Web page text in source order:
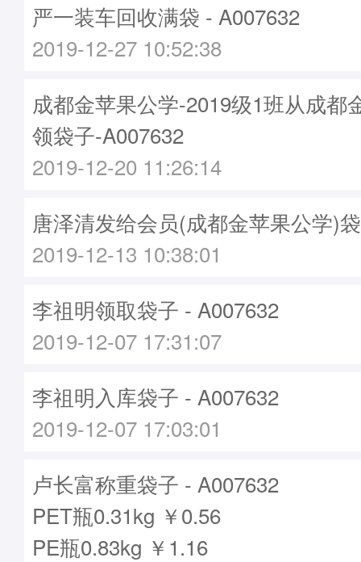
严一装车回收满袋 - A007632
2019-12-27 10:52:38
成都金苹果公学-2019级1班从成都
领袋子-A007632
2019-12-20 11:26:14
唐泽清发给会员(成都金苹果公学)
2019-12-13 10:38:01
李祖明领取袋子 - A007632
2019-12-07 17:31:07
李祖明入库袋子 - A007632
2019-12-07 17:03:01
卢长富称重袋子 - A007632
PET瓶0.31kg ￥0.56
PE瓶0.83kg ￥1.16